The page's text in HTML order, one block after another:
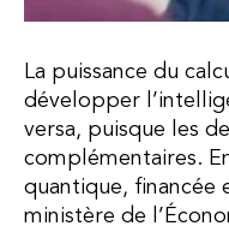
La puissance du
développer
versa, puisque les
complémentaires.
quantique, financée
ministère de